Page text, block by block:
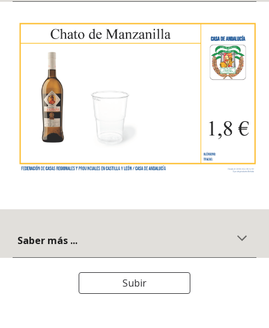
Saber más ...
Subir